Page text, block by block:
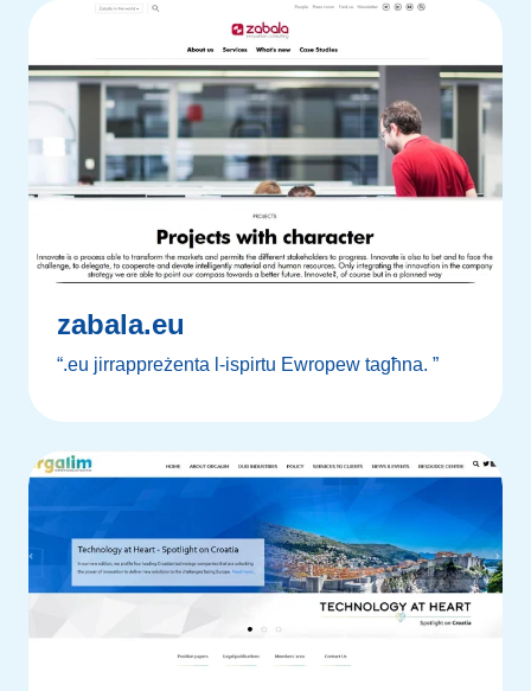
zabala.eu
“.eu jirrappreżenta l-ispirtu Ewropew tagħna. ”